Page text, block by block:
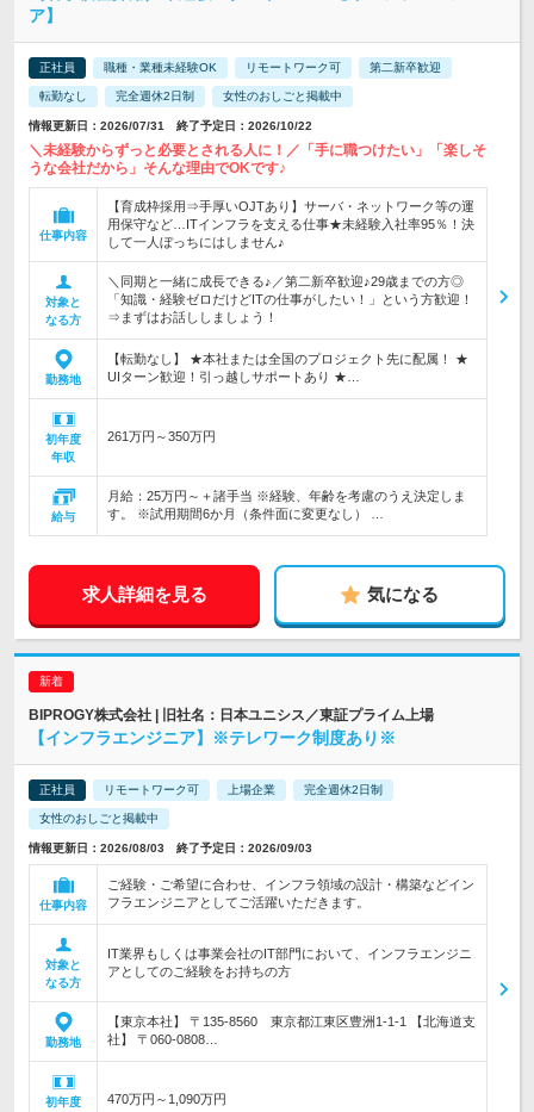
ア】
正社員 職種・業種未経験OK リモートワーク可 第二新卒歓迎
転勤なし 完全週休2日制 女性のおしごと掲載中
情報更新日：2026/07/31 終了予定日：2026/10/22
＼未経験からずっと必要とされる人に！／「手に職つけたい」「楽しそ
うな会社だから」そんな理由でOKです♪
仕事内容
【育成枠採用⇒手厚いOJTあり】サーバ・ネットワーク等の運
用保守など…ITインフラを支える仕事★未経験入社率95％！決
して一人ぼっちにはしません♪
対象と
なる方
＼同期と一緒に成長できる♪／第二新卒歓迎♪29歳までの方◎
「知識・経験ゼロだけどITの仕事がしたい！」という方歓迎！
⇒まずはお話ししましょう！
勤務地
【転勤なし】 ★本社または全国のプロジェクト先に配属！ ★
UIターン歓迎！引っ越しサポートあり ★…
初年度
年収
261万円～350万円
給与
月給：25万円～＋諸手当 ※経験、年齢を考慮のうえ決定しま
す。 ※試用期間6か月（条件面に変更なし） …
求人詳細を見る 気になる
BIPROGY株式会社 | 旧社名：日本ユニシス／東証プライム上場
【インフラエンジニア】※テレワーク制度あり※
正社員 リモートワーク可 上場企業 完全週休2日制
女性のおしごと掲載中
情報更新日：2026/08/03 終了予定日：2026/09/03
仕事内容
ご経験・ご希望に合わせ、インフラ領域の設計・構築などイン
フラエンジニアとしてご活躍いただきます。
対象と
なる方
IT業界もしくは事業会社のIT部門において、インフラエンジニ
アとしてのご経験をお持ちの方
勤務地
【東京本社】 〒135-8560 東京都江東区豊洲1-1-1 【北海道支
社】 〒060-0808…
初年度
470万円～1,090万円